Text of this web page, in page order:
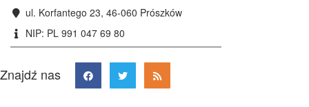
ul. Korfantego 23, 46-060 Prószków
NIP: PL 991 047 69 80
Znajdź nas